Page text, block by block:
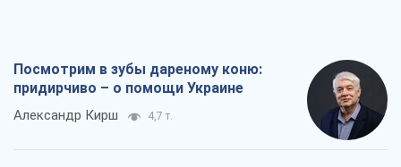
Посмотрим в зубы дареному коню:
придирчиво – о помощи Украине
Александр Кирш 4,7 т.